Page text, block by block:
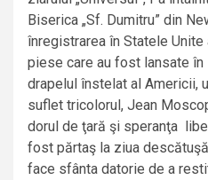
Biserica „Sf. Dumitru” din
înregistrarea în Statele
piese care au fost lansate în
drapelul înstelat al Americii,
suflet tricolorul, Jean
dorul de ţară şi speranţa
fost părtaş la ziua
face sfânta datorie de a